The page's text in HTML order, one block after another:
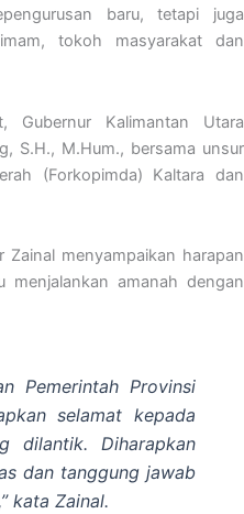
baru, tetapi juga
tokoh masyarakat dan
Gubernur Kalimantan Utara
S.H., M.Hum., bersama unsur
(Forkopimda) Kaltara dan
Zainal menyampaikan harapan
menjalankan amanah dengan
Pemerintah Provinsi
selamat kepada
dilantik. Diharapkan
dan tanggung jawab
kata Zainal.